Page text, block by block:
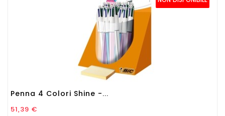
Penna 4 Colori Shine -...
Prezzo
51,39 €